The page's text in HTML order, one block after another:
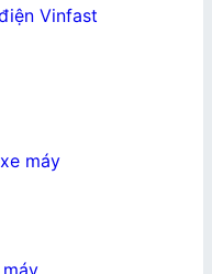
Vinfast
máy